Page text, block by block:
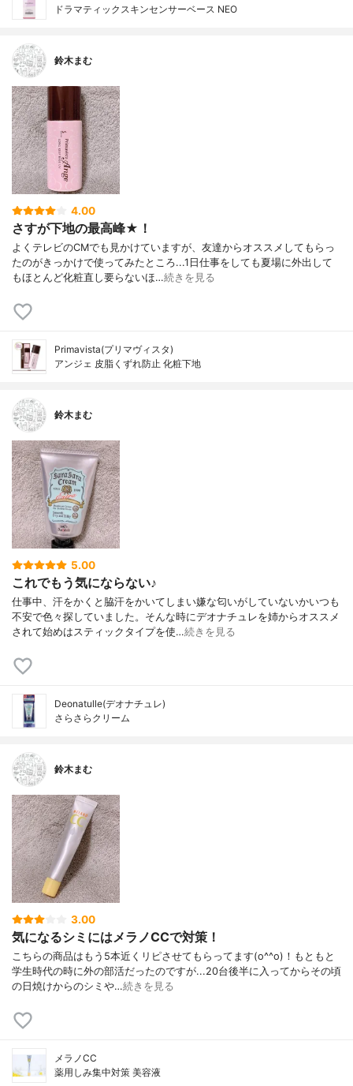
ドラマティックスキンセンサーベース NEO
鈴木まむ
4.00
さすが下地の最高峰★！
よくテレビのCMでも見かけていますが、友達からオススメしてもらっ
たのがきっかけで使ってみたところ...1日仕事をしても夏場に外出して
もほとんど化粧直し要らないほ…続きを見る
Primavista(プリマヴィスタ)
アンジェ 皮脂くずれ防止 化粧下地
鈴木まむ
5.00
これでもう気にならない♪
仕事中、汗をかくと脇汗をかいてしまい嫌な匂いがしていないかいつも
不安で色々探していました。そんな時にデオナチュレを姉からオススメ
されて始めはスティックタイプを使…続きを見る
Deonatulle(デオナチュレ)
さらさらクリーム
鈴木まむ
3.00
気になるシミにはメラノCCで対策！
こちらの商品はもう5本近くリピさせてもらってます(o^^o)！もともと
学生時代の時に外の部活だったのですが...20台後半に入ってからその頃
の日焼けからのシミや…続きを見る
メラノCC
薬用しみ集中対策 美容液